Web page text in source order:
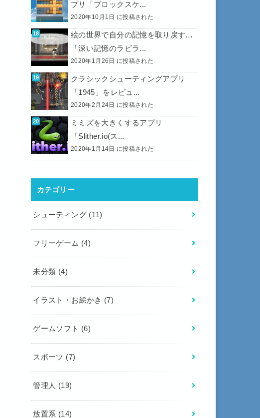
プリ「ブロックスケ...
2020年10月1日 に投稿された
絵の世界で自分の記憶を取り戻す…
「深い記憶のラビラ...
2020年1月26日 に投稿された
クラシックシューティングアプリ
「1945」をレビュ...
2020年2月24日 に投稿された
ミミズを大きくするアプリ
「Slither.io(ス...
2020年1月14日 に投稿された
カテゴリー
シューティング (11)
フリーゲーム (4)
未分類 (4)
イラスト・お絵かき (7)
ゲームソフト (6)
スポーツ (7)
管理人 (19)
放置系 (14)